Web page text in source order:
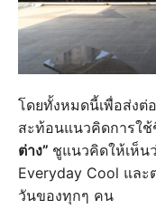
โดยทั้งหมดนี้เพื่อส่ง
สะท้อนแนวคิดการใ
ต่าง” ชูแนวคิดให้เห็น
Everyday Cool และ
วันของทุกๆ คน